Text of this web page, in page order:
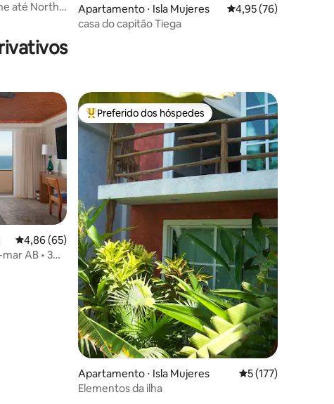
até North
Apartamento ⋅ Isla Mujeres 4,95 de uma
4,95 (76)
casa do capitão Tiega
4,86 de uma avaliação média de 5, 65 avaliações
4,86 (65)
AB • 3
Entre os melhores preferidos dos hóspedes
Preferido dos hóspedes
Apartamento ⋅ Isla Mujeres 5 de uma avaliação
5 (177)
Elementos da ilha